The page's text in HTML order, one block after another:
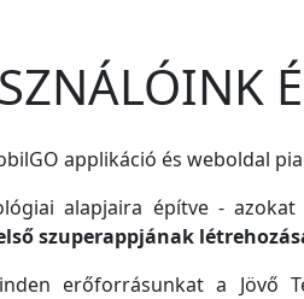
applikáció és weboldal
alapjaira építve -
szuperappjának
erőforrásunkat a Jövő